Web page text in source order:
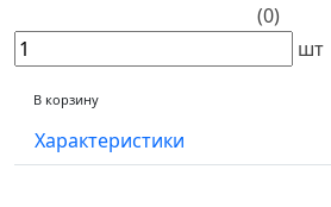
(0)
шт
В корзину
Характеристики